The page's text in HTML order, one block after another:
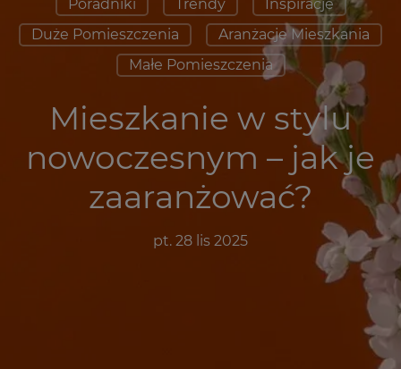
Poradniki Trendy
Inspiracje
Duże Pomieszczenia
Aranżacje Mieszkania
Małe Pomieszczenia
Mieszkanie w stylu
nowoczesnym – jak je
zaaranżować?
pt. 28 lis 2025